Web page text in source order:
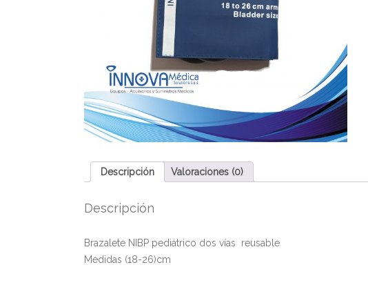
Descripción Valoraciones (0)
Descripción
Brazalete NIBP pediátrico dos vías reusable
Medidas (18-26)cm